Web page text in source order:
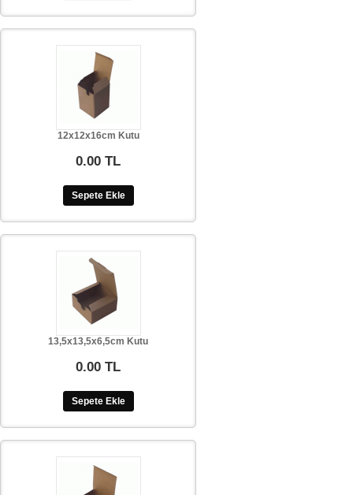
12x12x16cm Kutu
0.00 TL
Sepete Ekle
13,5x13,5x6,5cm Kutu
0.00 TL
Sepete Ekle